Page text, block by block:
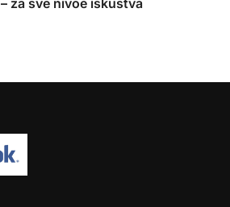
– za sve nivoe iskustva